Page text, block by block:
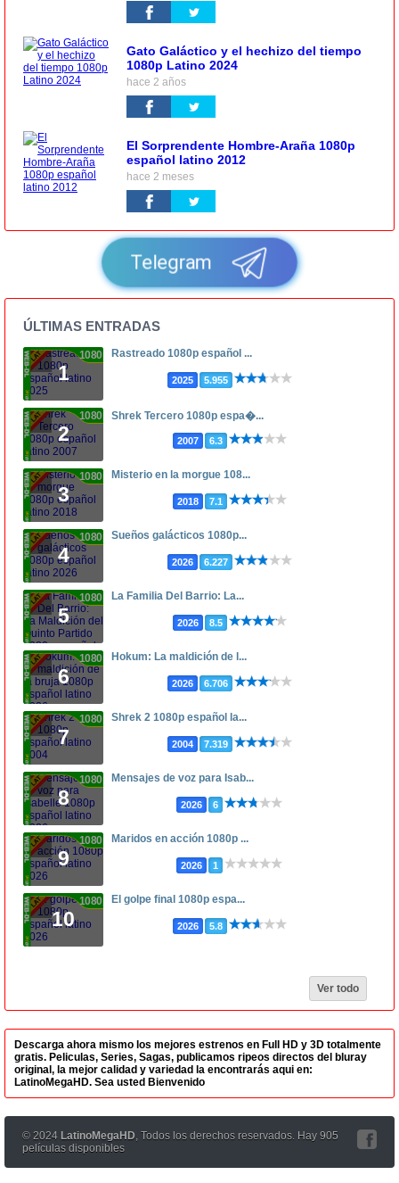
Gato Galáctico y el hechizo del tiempo
1080p Latino 2024
hace 2 años
El Sorprendente Hombre-Araña 1080p
español latino 2012
hace 2 meses
Telegram
ÚLTIMAS ENTRADAS
1
1080p Rastreado 1080p español ...
2025 5.955
2
1080p Shrek Tercero 1080p espa�...
2007 6.3
3
1080p Misterio en la morgue 108...
2018 7.1
4
1080p Sueños galácticos 1080p...
2026 6.227
5
1080p La Familia Del Barrio: La...
2026 8.5
6
1080p Hokum: La maldición de l...
2026 6.706
7
1080p Shrek 2 1080p español la...
2004 7.319
8
1080p Mensajes de voz para Isab...
2026 6
9
1080p Maridos en acción 1080p ...
2026 1
10
1080p El golpe final 1080p espa...
2026 5.8
Ver todo
Descarga ahora mismo los mejores estrenos en Full HD y 3D totalmente
gratis. Peliculas, Series, Sagas, publicamos ripeos directos del bluray
original, la mejor calidad y variedad la encontrarás aqui en:
LatinoMegaHD. Sea usted Bienvenido
© 2024 LatinoMegaHD , Todos los derechos reservados. Hay 905
películas disponibles